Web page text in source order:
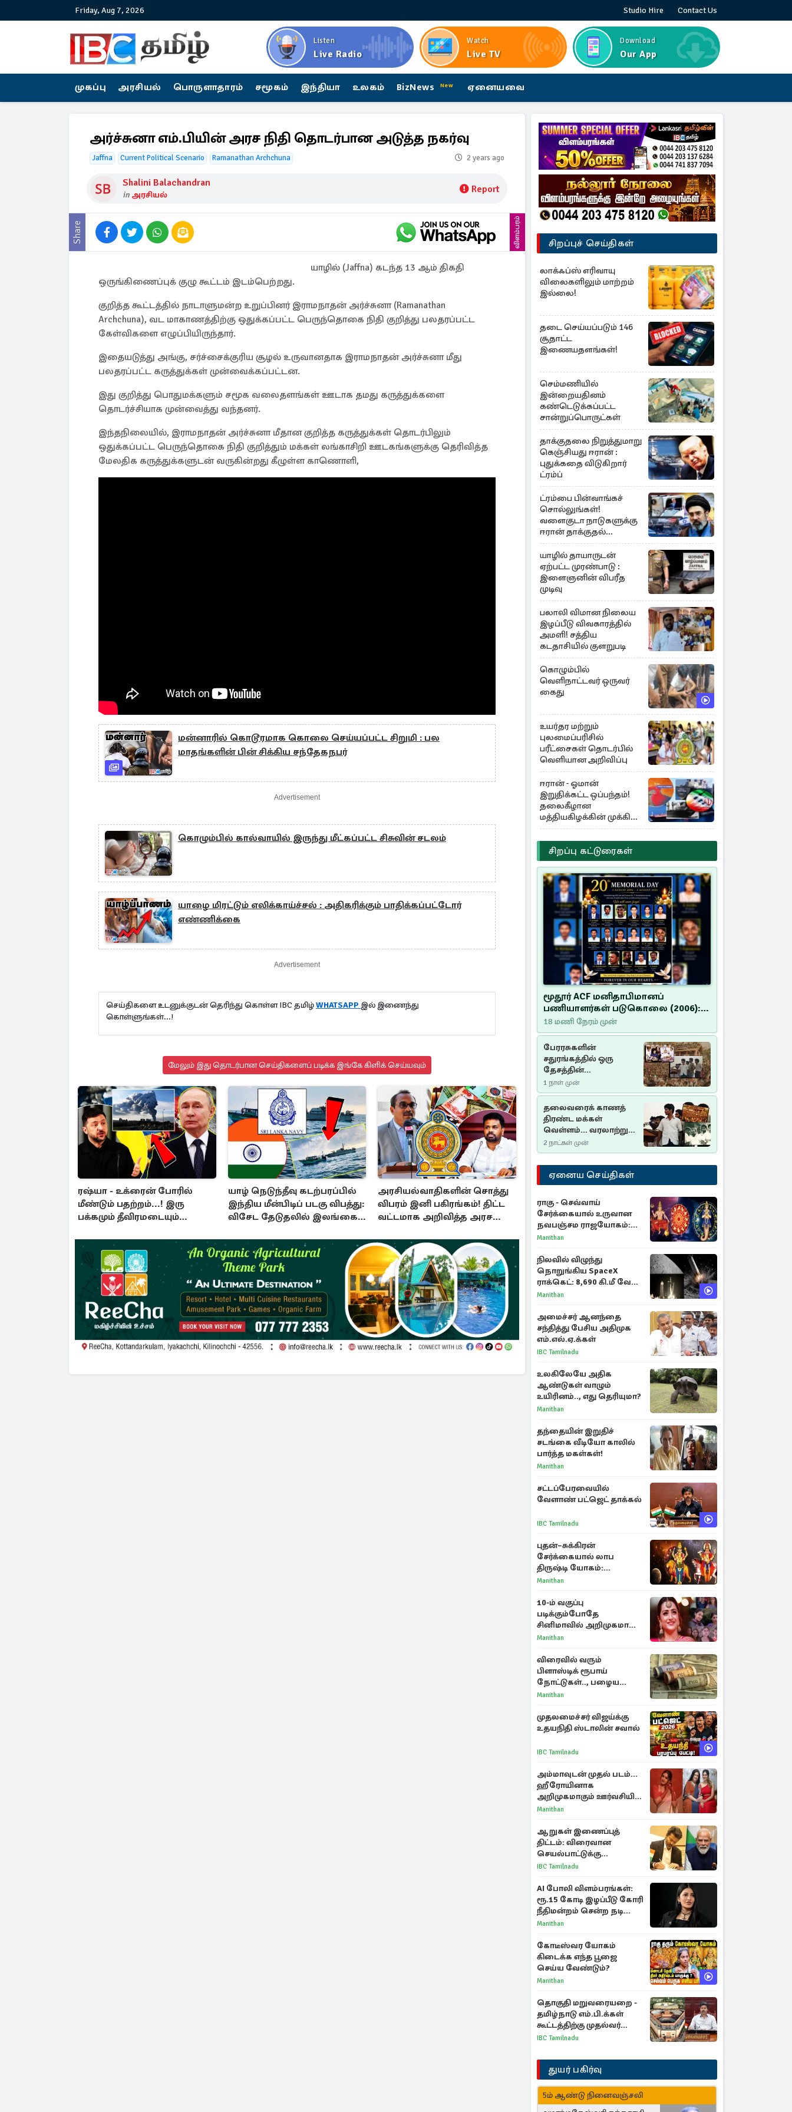
Friday, Aug 7, 2026 Studio Hire Contact Us
Listen
Live Radio
Watch
Live TV
Download
Our App
முகப்பு அரசியல் பொருளாதாரம் சமூகம் இந்தியா உலகம் BizNews New ஏனையவை
அர்ச்சுனா எம்.பியின் அரச நிதி தொடர்பான அடுத்த நகர்வு
Jaffna Current Political Scenario Ramanathan Archchuna 2 years ago
Shalini Balachandran
in அரசியல் Report
Share விளம்பரம்
யாழில் (Jaffna) கடந்த 13 ஆம் திகதி
ஒருங்கிணைப்புக் குழு கூட்டம் இடம்பெற்றது.
குறித்த கூட்டத்தில் நாடாளுமன்ற உறுப்பினர் இராமநாதன் அர்ச்சுனா (Ramanathan
Archchuna), வட மாகாணத்திற்கு ஒதுக்கப்பட்ட பெருந்தொகை நிதி குறித்து பலதரப்பட்ட
கேள்விகளை எழுப்பியிருந்தார்.
இதையடுத்து அங்கு, சர்ச்சைக்குரிய சூழல் உருவானதாக இராமநாதன் அர்ச்சுனா மீது
பலதரப்பட்ட கருத்துக்கள் முன்வைக்கப்பட்டன.
இது குறித்து பொதுமக்களும் சமூக வலைதளங்கள் ஊடாக தமது கருத்துக்களை
தொடர்ச்சியாக முன்வைத்து வந்தனர்.
இந்தநிலையில், இராமநாதன் அர்ச்சுனா மீதான குறித்த கருத்துக்கள் தொடர்பிலும்
ஒதுக்கப்பட்ட பெருந்தொகை நிதி குறித்தும் மக்கள் லங்காசிறி ஊடகங்களுக்கு தெரிவித்த
மேலதிக கருத்துக்களுடன் வருகின்றது கீழுள்ள காணொளி,
மன்னாரில் கொடூரமாக கொலை செய்யப்பட்ட சிறுமி : பல
மாதங்களின் பின் சிக்கிய சந்தேகநபர்
Advertisement
கொழும்பில் கால்வாயில் இருந்து மீட்கப்பட்ட சிசுவின் சடலம்
யாழை மிரட்டும் எலிக்காய்ச்சல் : அதிகரிக்கும் பாதிக்கப்பட்டோர்
எண்ணிக்கை
Advertisement
செய்திகளை உடனுக்குடன் தெரிந்து கொள்ள IBC தமிழ்WHATSAPP இல் இணைந்து
கொள்ளுங்கள்...!
மேலும் இது தொடர்பான செய்திகளைப் படிக்க இங்கே கிளிக் செய்யவும்
ரஷ்யா - உக்ரைன் போரில்
மீண்டும் பதற்றம்...! இரு
பக்கமும் தீவிரமடையும்
யாழ் நெடுந்தீவு கடற்பரப்பில்
இந்திய மீன்பிடிப் படகு விபத்து:
விசேட தேடுதலில் இலங்கை
அரசியல்வாதிகளின் சொத்து
விபரம் இனி பகிரங்கம்! திட்ட
வட்டமாக அறிவித்த அரச
சிறப்புச் செய்திகள்
லாக்ஃப்ஸ் எரிவாயு
விலைகளிலும் மாற்றம்
இல்லை!
தடை செய்யப்படும் 146
சூதாட்ட
இணையதளங்கள்!
செம்மணியில்
இன்றையதினம்
கண்டெடுக்கப்பட்ட
சான்றுப்பொருட்கள்
தாக்குதலை நிறுத்துமாறு
கெஞ்சியது ஈரான் :
புதுக்கதை விடுகிறார்
ட்ரம்ப்
ட்ரம்பை பின்வாங்கச்
சொல்லுங்கள்!
வளைகுடா நாடுகளுக்கு
ஈரான் தாக்குதல்
எச்சரிக்கை
யாழில் தாயாருடன்
ஏற்பட்ட முரண்பாடு :
இளைஞனின் விபரீத
முடிவு
பலாலி விமான நிலைய
இழப்பீடு விவகாரத்தில்
அமளி! சத்திய
கடதாசியில் குளறுபடி
கொழும்பில்
வெளிநாட்டவர் ஒருவர்
கைது
உயர்தர மற்றும்
புலமைப்பரிசில்
பரீட்சைகள் தொடர்பில்
வெளியான அறிவிப்பு
ஈரான் - ஓமான்
இறுதிக்கட்ட ஒப்பந்தம்!
தலைகீழான
மத்தியகிழக்கின் முக்கிய
பங்கு குறியீடுகள்
சிறப்பு கட்டுரைகள்
மூதூர் ACF மனிதாபிமானப்
பணியாளர்கள் படுகொலை (2006):
20 ஆண்டுகளாகியும் நீதி
மறுக்கப்பட்ட மனிதாபிமானப்
பேரவலம்
18 மணி நேரம் முன்
பேரரசுகளின்
சதுரங்கத்தில் ஒரு
தேசத்தின்
தீர்க்கதரிசனம் :
சுதுமலை பிரகடனம்
ஒரு வரலாற்றுப் பாடம்
1 நாள் முன்
தலைவரைக் காணத்
திரண்ட மக்கள்
வெள்ளம்... வரலாற்றுச்
சிறப்புமிக்க சுதுமலைப்
பிரகடனம்…
2 நாட்கள் முன்
ஏனைய செய்திகள்
ராகு - செவ்வாய்
சேர்க்கையால் உருவான
நவபஞ்சம ராஜயோகம்:
அதிர்ஷ்டம் பெறும் 3
Manithan
நிலவில் விழுந்து
நொறுங்கிய SpaceX
ராக்கெட்: 8,690 கி.மீ வேக
மோதலால் உருவான புதிய
Manithan
அமைச்சர் ஆனந்தை
சந்தித்து பேசிய அதிமுக
எம்.எல்.ஏ.க்கள்
IBC Tamilnadu
உலகிலேயே அதிக
ஆண்டுகள் வாழும்
உயிரினம்.., எது தெரியுமா?
Manithan
தந்தையின் இறுதிச்
சடங்கை வீடியோ காலில்
பார்த்த மகள்கள்!
Manithan
சட்டப்பேரவையில்
வேளாண் பட்ஜெட் தாக்கல்
IBC Tamilnadu
புதன்–சுக்கிரன்
சேர்க்கையால் லாப
திருஷ்டி யோகம்:
அதிர்ஷ்டம் பெறும் டாப் 3
Manithan
10-ம் வகுப்பு
படிக்கும்போதே
சினிமாவில் அறிமுகமான
த்ரிஷா! உண்மையை
காந்தி
Manithan
விரைவில் வரும்
பிளாஸ்டிக் ரூபாய்
நோட்டுகள்.., பழைய
காகித நோட்டுகள்
Manithan
முதலமைச்சர் விஜய்க்கு
உதயநிதி ஸ்டாலின் சவால்
IBC Tamilnadu
அம்மாவுடன் முதல் படம்...
ஹீரோயினாக
அறிமுகமாகும் ஊர்வசியின்
மகள் தேஜலட்சுமி!
Manithan
ஆறுகள் இணைப்புத்
திட்டம்: விரைவான
செயல்பாட்டுக்கு
பிரதமருக்கு முதலமைச்சர்
IBC Tamilnadu
AI போலி விளம்பரங்கள்:
ரூ.15 கோடி இழப்பீடு கோரி
நீதிமன்றம் சென்ற நடிகை
ஸ்ருதி ஹாசன்!
Manithan
கோடீஸ்வர யோகம்
கிடைக்க எந்த பூஜை
செய்ய வேண்டும்?
Manithan
தொகுதி மறுவரையறை -
தமிழ்நாடு எம்.பி.க்கள்
கூட்டத்திற்கு முதல்வர்
விஜய் அழைப்பு
IBC Tamilnadu
துயர் பகிர்வு
5ம் ஆண்டு நினைவஞ்சலி